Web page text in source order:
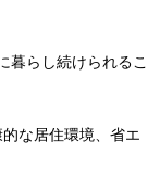
暮らし続けられるこ
な居住環境、省エ